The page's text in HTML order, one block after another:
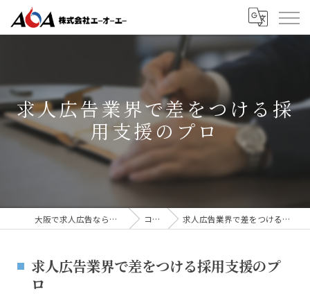
求人広告業界で差をつける採
用支援のプロ
大阪で求人広告なら株式会社AOA コラム 求人広告業界で差をつける採用支援のプロ
求人広告業界で差をつける採用支援のプ
ロ